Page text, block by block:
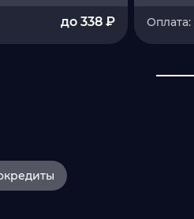
до 338 ₽ Оплата: